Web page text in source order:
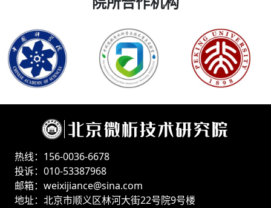
热线：156-0036-6678
投诉：010-53387968
邮箱：weixijiance@sina.com
地址：北京市顺义区林河大街22号院9号楼